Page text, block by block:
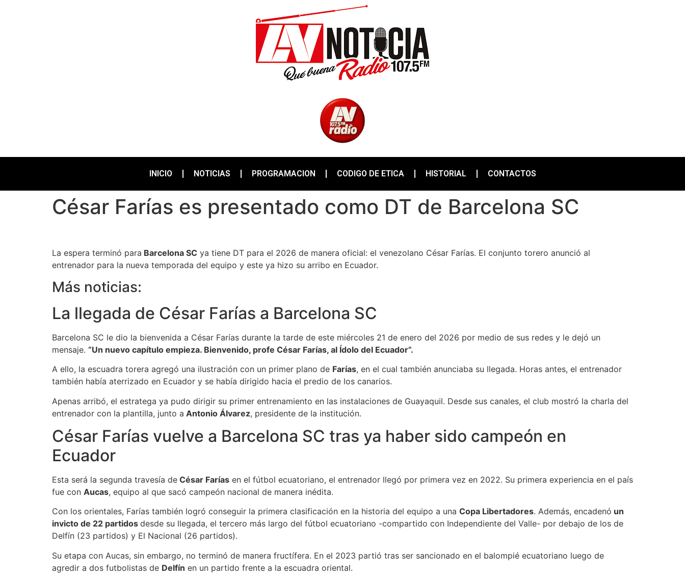
INICIO NOTICIAS PROGRAMACION CODIGO DE ETICA HISTORIAL CONTACTOS
César Farías es presentado como DT de Barcelona SC
La espera terminó para Barcelona SC ya tiene DT para el 2026 de manera oficial: el venezolano César Farías. El conjunto torero anunció al
entrenador para la nueva temporada del equipo y este ya hizo su arribo en Ecuador.
Más noticias:
La llegada de César Farías a Barcelona SC
Barcelona SC le dio la bienvenida a César Farías durante la tarde de este miércoles 21 de enero del 2026 por medio de sus redes y le dejó un
mensaje. “Un nuevo capítulo empieza. Bienvenido, profe César Farías, al Ídolo del Ecuador”.
A ello, la escuadra torera agregó una ilustración con un primer plano de Farías, en el cual también anunciaba su llegada. Horas antes, el entrenador
también había aterrizado en Ecuador y se había dirigido hacia el predio de los canarios.
Apenas arribó, el estratega ya pudo dirigir su primer entrenamiento en las instalaciones de Guayaquil. Desde sus canales, el club mostró la charla del
entrenador con la plantilla, junto a Antonio Álvarez, presidente de la institución.
César Farías vuelve a Barcelona SC tras ya haber sido campeón en
Ecuador
Esta será la segunda travesía de César Farías en el fútbol ecuatoriano, el entrenador llegó por primera vez en 2022. Su primera experiencia en el país
fue con Aucas, equipo al que sacó campeón nacional de manera inédita.
Con los orientales, Farías también logró conseguir la primera clasificación en la historia del equipo a una Copa Libertadores. Además, encadenó un
invicto de 22 partidos desde su llegada, el tercero más largo del fútbol ecuatoriano -compartido con Independiente del Valle- por debajo de los de
Delfín (23 partidos) y El Nacional (26 partidos).
Su etapa con Aucas, sin embargo, no terminó de manera fructífera. En el 2023 partió tras ser sancionado en el balompié ecuatoriano luego de
agredir a dos futbolistas de Delfín en un partido frente a la escuadra oriental.